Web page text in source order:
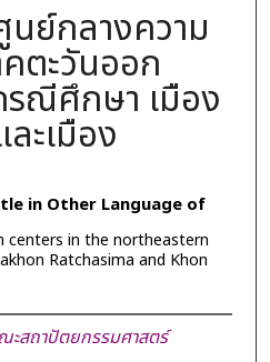
ย์กลางความ
ตะวันออก
รณีศึกษา เมือง
ะเมือง
in Other Language of
centers in the northeastern
Ratchasima and Khon
ะสถาปัตยกรรมศาสตร์